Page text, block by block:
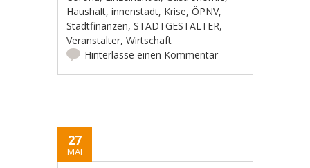
Haushalt,innenstadt, Krise,ÖPNV,
Stadtfinanzen,STADTGESTALTER,
Veranstalter,Wirtschaft
Hinterlasse einen Kommentar
27
MAI